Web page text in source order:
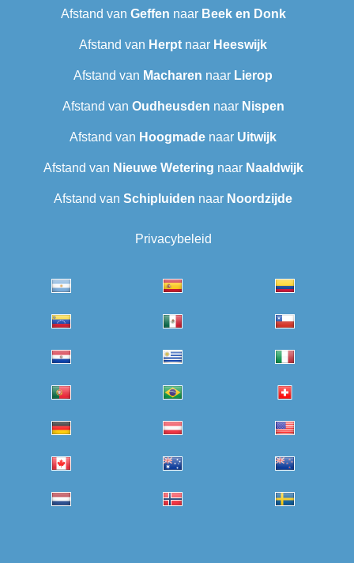
Afstand van Geffen naar Beek en Donk
Afstand van Herpt naar Heeswijk
Afstand van Macharen naar Lierop
Afstand van Oudheusden naar Nispen
Afstand van Hoogmade naar Uitwijk
Afstand van Nieuwe Wetering naar Naaldwijk
Afstand van Schipluiden naar Noordzijde
Privacybeleid